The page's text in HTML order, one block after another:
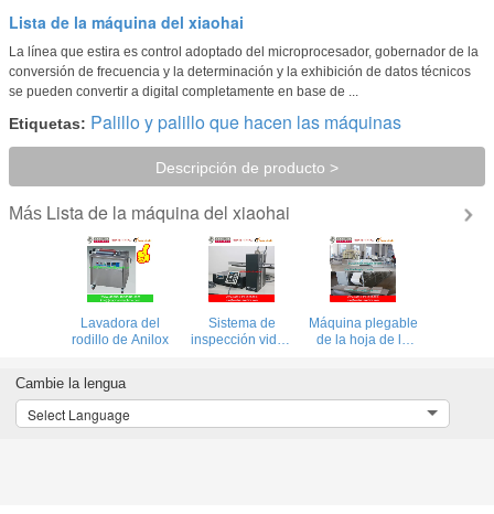
Lista de la máquina del xiaohai
La línea que estira es control adoptado del microprocesador, gobernador de la
conversión de frecuencia y la determinación y la exhibición de datos técnicos
se pueden convertir a digital completamente en base de ...
Etiquetas: Palillo y palillo que hacen las máquinas
Descripción de producto >
Más Lista de la máquina del xiaohai
Lavadora del
rodillo de Anilox
Sistema de
inspección video
impresora del
Máquina plegable
de la hoja de la
Cambie la lengua
Select Language